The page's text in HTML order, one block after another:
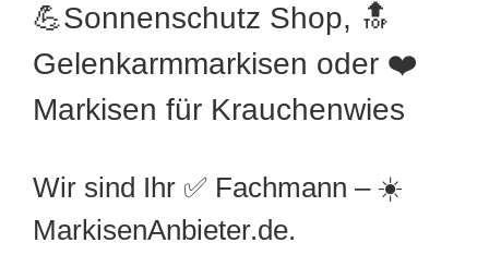
💪Sonnenschutz Shop, 🔝
Gelenkarmmarkisen oder ❤️
Markisen für Krauchenwies
Wir sind Ihr ✅ Fachmann – ☀️
MarkisenAnbieter.de.